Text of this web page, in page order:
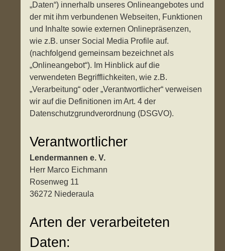
„Daten“) innerhalb unseres Onlineangebotes und
der mit ihm verbundenen Webseiten, Funktionen
und Inhalte sowie externen Onlinepräsenzen,
wie z.B. unser Social Media Profile auf.
(nachfolgend gemeinsam bezeichnet als
„Onlineangebot“). Im Hinblick auf die
verwendeten Begrifflichkeiten, wie z.B.
„Verarbeitung“ oder „Verantwortlicher“ verweisen
wir auf die Definitionen im Art. 4 der
Datenschutzgrundverordnung (DSGVO).
Verantwortlicher
Lendermannen e. V.
Herr Marco Eichmann
Rosenweg 11
36272 Niederaula
Arten der verarbeiteten
Daten: